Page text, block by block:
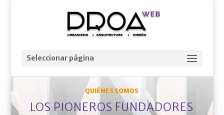
Seleccionar página
QUIÉNES SOMOS
LOS PIONEROS FUNDADORES